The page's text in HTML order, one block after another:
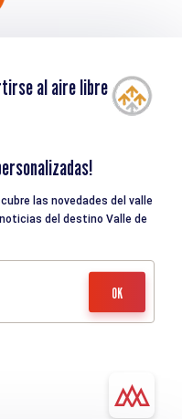
al aire libre
las novedades del valle
del destino Valle de